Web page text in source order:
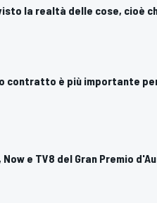
la realtà delle cose, cioè
contratto è più importante
e TV8 del Gran Premio